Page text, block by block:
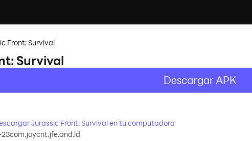
Front: Survival
Survival
recommend
Descargar APK
Jurassic Front: Survival en tu computadora
com.joycrit.jfe.and.ld